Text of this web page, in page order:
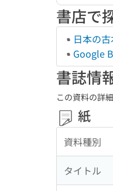
書店で
日本の
Google
書誌情
この資料の詳
紙
資料種別
タイトル